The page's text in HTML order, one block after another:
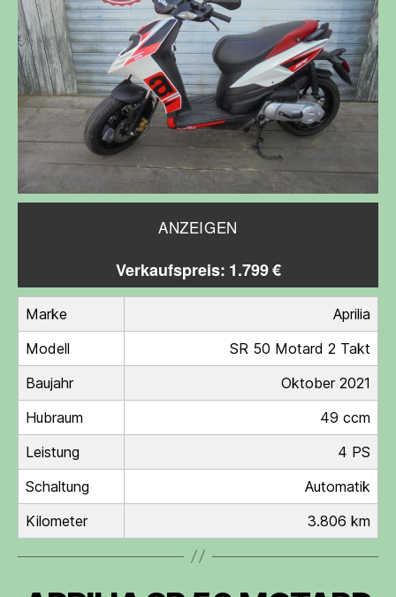
ANZEIGEN
Verkaufspreis: 1.799 €
Marke
Aprilia
Modell
SR 50 Motard 2 Takt
Baujahr
Oktober 2021
Hubraum
49 ccm
Leistung
4 PS
Schaltung
Automatik
Kilometer
3.806 km